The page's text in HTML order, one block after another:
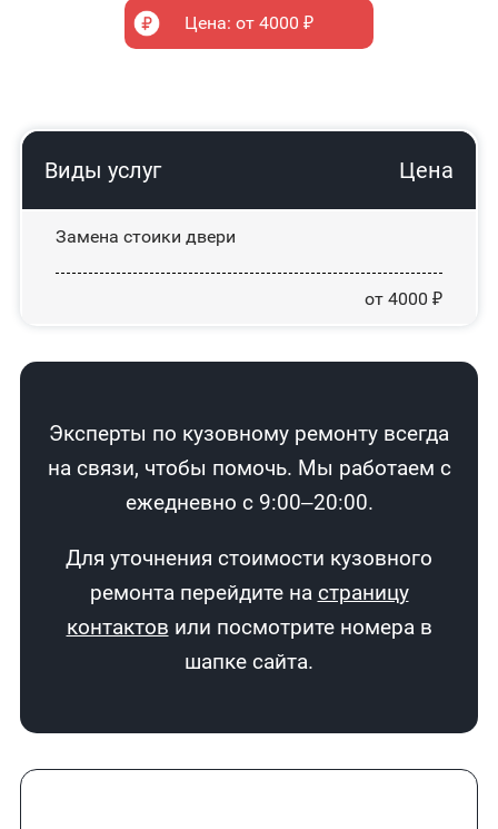
Цена: от 4000 ₽
Виды услуг Цена
Замена стоики двери
от 4000 ₽
Эксперты по кузовному ремонту всегда
на связи, чтобы помочь. Мы работаем с
ежедневно с 9:00–20:00.
Для уточнения стоимости кузовного
ремонта перейдите на страницу
контактов или посмотрите номера в
шапке сайта.